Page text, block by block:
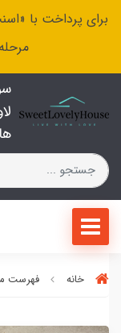
برای پرداخت با
خانه فهرست